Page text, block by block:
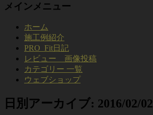
メインメニュー
ホーム
施工例紹介
PRO_Fit日記
レビュー 画像投稿
カテゴリー 一覧
ウェブショップ
日別アーカイブ: 2016/02/02